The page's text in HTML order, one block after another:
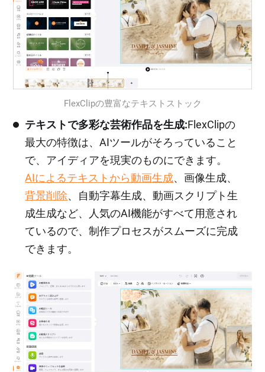
FlexClipの豊富なテキストストック
テキストで多彩な芸術作品を生成:FlexClipの
最大の特徴は、AIツールがそろっていること
で、アイディアを現実のものにできます。
AIによるテキストから動画生成、画像生成、
背景削除、自動字幕生成、動画スクリプト生
成生成など、人気のAI機能がすべて用意され
ているので、制作プロセスがスムーズに完成
できます。